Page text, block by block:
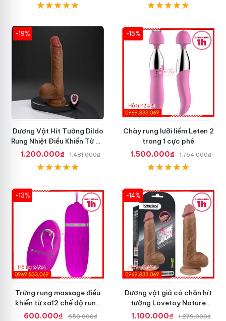
-19%
Dương Vật Hít Tường Dildo
Rung Nhiệt Điều Khiển Từ Xa
Tốt Nhất
1.200.000₫ 1.481.000₫
-15%
Chày rung lưỡi liếm Leten 2
trong 1 cực phê
1.500.000₫
1.764.000₫
-13%
Trứng rung massage điều
khiển từ xa12 chế độ rung
Pretty Love
600.000₫ 650.000₫
-14%
Dương vật giả có chân hít
tường Lovetoy Nature
Cock dài 8.5 inch
1.100.000₫ 1.279.000₫